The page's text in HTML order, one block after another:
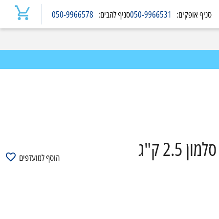
סניףאופקים:
050-9966531סניףלהבים:
050-9966578
ק"ג הוסף למועדפים